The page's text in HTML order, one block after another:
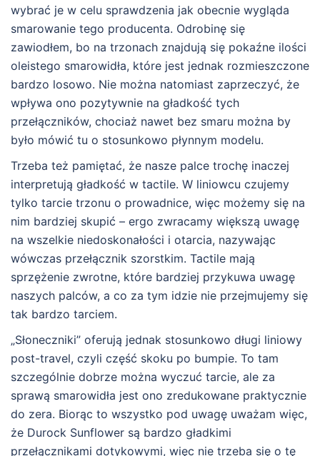
wybrać je w celu sprawdzenia jak obecnie wygląda
smarowanie tego producenta. Odrobinę się
zawiodłem, bo na trzonach znajdują się pokaźne ilości
oleistego smarowidła, które jest jednak rozmieszczone
bardzo losowo. Nie można natomiast zaprzeczyć, że
wpływa ono pozytywnie na gładkość tych
przełączników, chociaż nawet bez smaru można by
było mówić tu o stosunkowo płynnym modelu.
Trzeba też pamiętać, że nasze palce trochę inaczej
interpretują gładkość w tactile. W liniowcu czujemy
tylko tarcie trzonu o prowadnice, więc możemy się na
nim bardziej skupić – ergo zwracamy większą uwagę
na wszelkie niedoskonałości i otarcia, nazywając
wówczas przełącznik szorstkim. Tactile mają
sprzężenie zwrotne, które bardziej przykuwa uwagę
naszych palców, a co za tym idzie nie przejmujemy się
tak bardzo tarciem.
„Słoneczniki” oferują jednak stosunkowo długi liniowy
post-travel, czyli część skoku po bumpie. To tam
szczególnie dobrze można wyczuć tarcie, ale za
sprawą smarowidła jest ono zredukowane praktycznie
do zera. Biorąc to wszystko pod uwagę uważam więc,
że Durock Sunflower są bardzo gładkimi
przełącznikami dotykowymi, więc nie trzeba się o tę